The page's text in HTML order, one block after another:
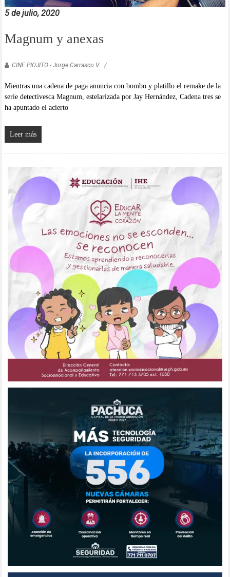
5 de julio, 2020
Magnum y anexas
CINE PIOJITO - Jorge Carrasco V
Mientras una cadena de paga anuncia con bombo y platillo el remake de la
serie detectivesca Magnum, estelarizada por Jay Hernández, Cadena tres se
ha apuntado el acierto
Leer más